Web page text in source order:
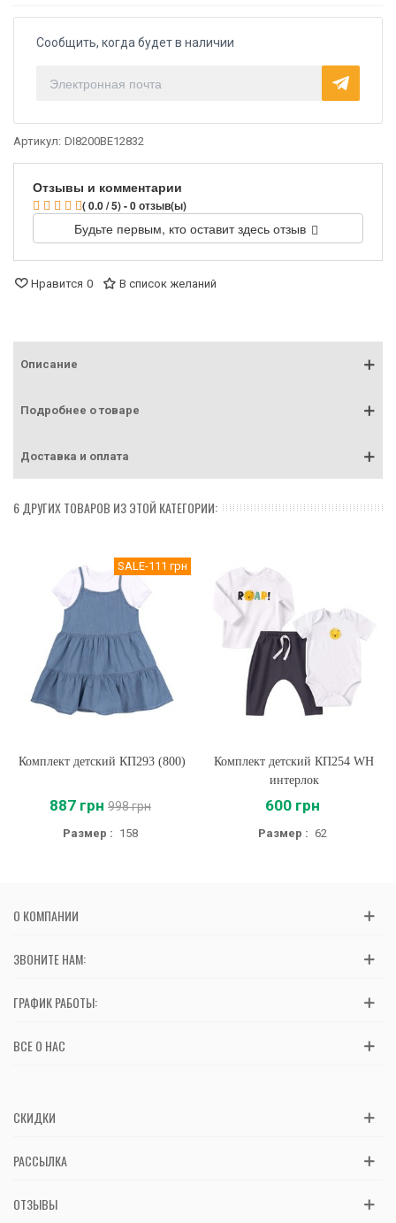
Сообщить, когда будет в наличии
Артикул: DI8200BE12832
Отзывы и комментарии
( 0.0 / 5) - 0 отзыв(ы)
Будьте первым, кто оставит здесь отзыв
Нравится 0 В список желаний
Описание
Подробнее о товаре
Доставка и оплата
6 ДРУГИХ ТОВАРОВ ИЗ ЭТОЙ КАТЕГОРИИ:
SALE-111 грн
Комплект детский КП293 (800)
887 грн 998 грн
Размер : 158
Комплект детский КП254 WH
интерлок
600 грн
Размер : 62
О КОМПАНИИ
ЗВОНИТЕ НАМ:
ГРАФИК РАБОТЫ:
ВСЕ О НАС
СКИДКИ
РАССЫЛКА
ОТЗЫВЫ